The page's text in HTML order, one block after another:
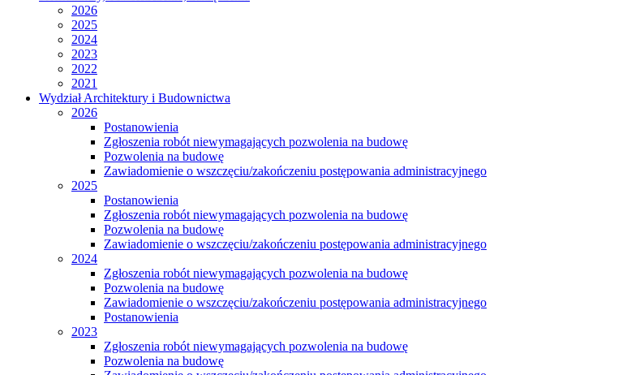
2026
2025
2024
2023
2022
2021
Wydział Architektury i Budownictwa
2026
Postanowienia
Zgłoszenia robót niewymagających pozwolenia na budowę
Pozwolenia na budowę
Zawiadomienie o wszczęciu/zakończeniu postępowania administracyjnego
2025
Postanowienia
Zgłoszenia robót niewymagających pozwolenia na budowę
Pozwolenia na budowę
Zawiadomienie o wszczęciu/zakończeniu postępowania administracyjnego
2024
Zgłoszenia robót niewymagających pozwolenia na budowę
Pozwolenia na budowę
Zawiadomienie o wszczęciu/zakończeniu postępowania administracyjnego
Postanowienia
2023
Zgłoszenia robót niewymagających pozwolenia na budowę
Pozwolenia na budowę